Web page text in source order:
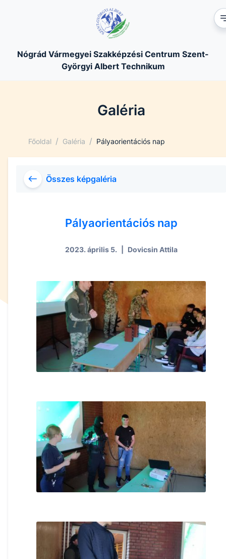
Nógrád Vármegyei Szakképzési Centrum Szent-
Györgyi Albert Technikum
Galéria
Főoldal / Galéria / Pályaorientációs nap
Összes képgaléria
Pályaorientációs nap
2023. április 5. Dovicsin Attila